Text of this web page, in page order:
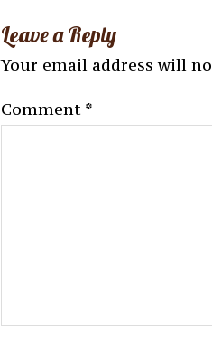
Leave a Reply
Your email address will
Comment *